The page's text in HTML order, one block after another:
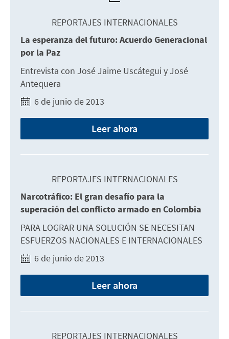
REPORTAJES INTERNACIONALES
La esperanza del futuro: Acuerdo Generacional
por la Paz
Entrevista con José Jaime Uscátegui y José
Antequera
6 de junio de 2013
Leer ahora
REPORTAJES INTERNACIONALES
Narcotráfico: El gran desafío para la
superación del conflicto armado en Colombia
PARA LOGRAR UNA SOLUCIÓN SE NECESITAN
ESFUERZOS NACIONALES E INTERNACIONALES
6 de junio de 2013
Leer ahora
REPORTAJES INTERNACIONALES